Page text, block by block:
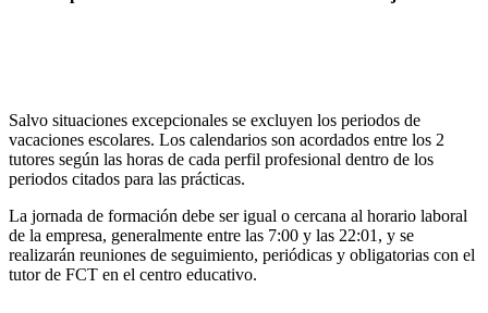
Salvo situaciones excepcionales se excluyen los periodos de
vacaciones escolares. Los calendarios son acordados entre los 2
tutores según las horas de cada perfil profesional dentro de los
periodos citados para las prácticas.
La jornada de formación debe ser igual o cercana al horario laboral
de la empresa, generalmente entre las 7:00 y las 22:01, y se
realizarán reuniones de seguimiento, periódicas y obligatorias con el
tutor de FCT en el centro educativo.